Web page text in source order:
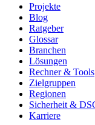
Projekte
Blog
Ratgeber
Glossar
Branchen
Lösungen
Rechner & Tools
Zielgruppen
Regionen
Sicherheit &
Karriere